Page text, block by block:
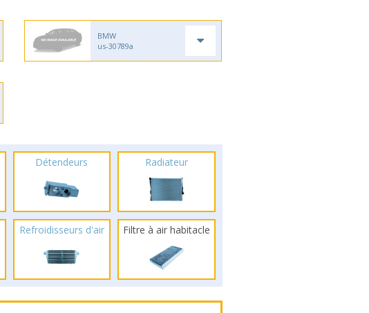
BMW
us-30789a
Détendeurs Radiateur
Refroidisseurs d'air Filtre à air habitacle